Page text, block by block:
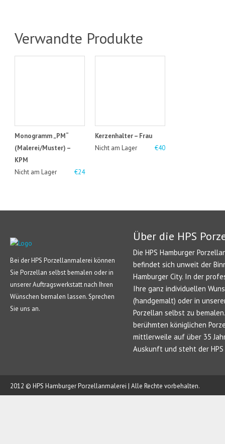
Verwandte Produkte
Monogramm „PM“
(Malerei/Muster) –
KPM
€24
Nicht am Lager
Kerzenhalter – Frau
€40
Nicht am Lager
Bei der HPS Porzellanmalerei können
Sie Porzellan selbst bemalen oder in
unserer Auftragswerkstatt nach Ihren
Wünschen bemalen lassen. Sprechen
Sie uns an.
Über die HPS
Die HPS Hamburger
befindet sich unweit der
Hamburger City. In der
Ihre ganz individuellen
(handgemalt) oder in
Porzellan selbst zu
berühmten königlichen
mittlerweile auf über 35
Auskunft und steht der
2012 © HPS Hamburger Porzellanmalerei | Alle Rechte vorbehalten.